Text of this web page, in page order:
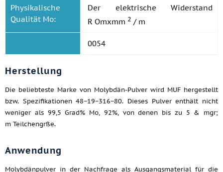
Physikalische
Qualität Mo:
Der elektrische Widerstand
R Omxmm 2 / m
0054
Herstellung
Die beliebteste Marke von Molybdän-Pulver wird MUF hergestellt
bzw. Spezifikationen 48−19−316−80. Dieses Pulver enthält nicht
weniger als 99,5 Grad% Mo, 92%, von denen bis zu 5 & mgr;
m Teilchengrße.
Anwendung
Molybdänpulver in der Nachfrage als Ausgangsmaterial für die